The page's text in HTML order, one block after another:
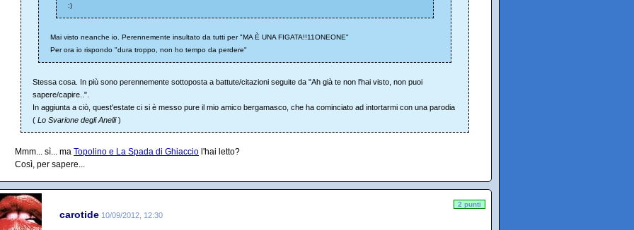
:)
Mai visto neanche io. Perennemente insultato da tutti per "MA È UNA FIGATA!!11ONEONE"
Per ora io rispondo "dura troppo, non ho tempo da perdere"
Stessa cosa. In più sono perennemente sottoposta a battute/citazioni seguite da "Ah già te non l'hai visto, non puoi
sapere/capire..".
In aggiunta a ciò, quest'estate ci si è messo pure il mio amico bergamasco, che ha cominciato ad intortarmi con una parodia
( Lo Svarione degli Anelli)
Mmm... sì... ma Topolino e La Spada di Ghiaccio l'hai letto?
Così, per sapere...
carotide 10/09/2012, 12:30
2 punti